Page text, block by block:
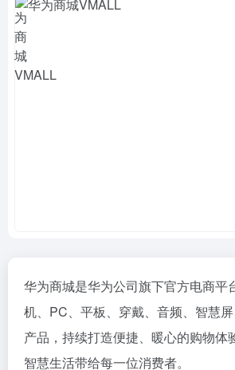
华为商城是华为公司旗下官方电商平
机、PC、平板、穿戴、音频、智慧
产品，持续打造便捷、暖心的购物体
智慧生活带给每一位消费者。